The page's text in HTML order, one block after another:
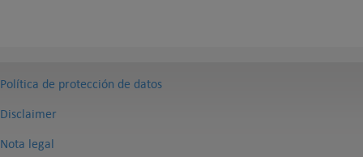
Política de protección de datos
Disclaimer
Nota legal